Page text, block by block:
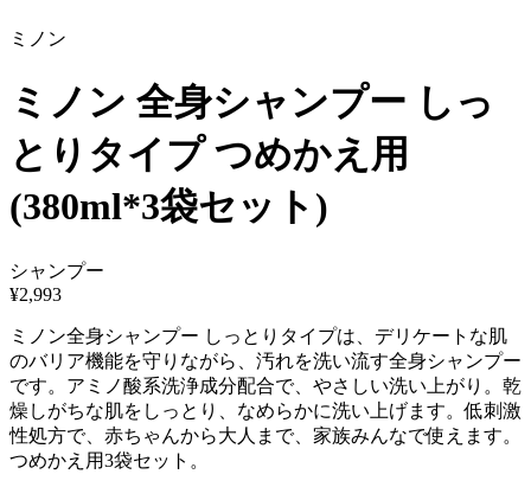
ミノン
ミノン 全身シャンプー しっ
とりタイプ つめかえ用
(380ml*3袋セット)
シャンプー
¥2,993
ミノン全身シャンプー しっとりタイプは、デリケートな肌
のバリア機能を守りながら、汚れを洗い流す全身シャンプー
です。アミノ酸系洗浄成分配合で、やさしい洗い上がり。乾
燥しがちな肌をしっとり、なめらかに洗い上げます。低刺激
性処方で、赤ちゃんから大人まで、家族みんなで使えます。
つめかえ用3袋セット。